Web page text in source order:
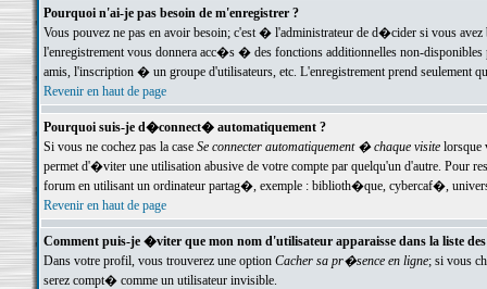
Pourquoi n'ai-je pas besoin de m'enregistrer ?
Vous pouvez ne pas en avoir besoin; c'est � l'administrateur de d�cider si vous
l'enregistrement vous donnera acc�s � des fonctions additionnelles non-
amis, l'inscription � un groupe d'utilisateurs, etc. L'enregistrement prend seulement
Revenir en haut de page
Pourquoi suis-je d�connect� automatiquement ?
Si vous ne cochez pas la case Se connecter automatiquement � chaque visitelorsque
permet d'�viter une utilisation abusive de votre compte par quelqu'un d'autre. Pour
forum en utilisant un ordinateur partag�, exemple : biblioth�que, cybercaf�,
Revenir en haut de page
Comment puis-je �viter que mon nom d'utilisateur apparaisse dans la liste
Dans votre profil, vous trouverez une option Cacher sa pr�sence en ligne; si vous
serez compt� comme un utilisateur invisible.